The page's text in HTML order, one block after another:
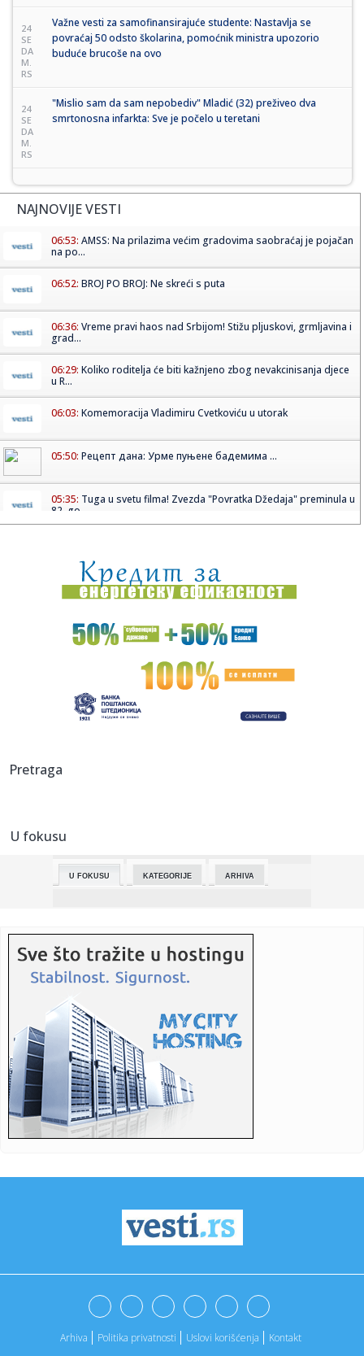
24
SE
DA
M.
RS
Važne vesti za samofinansirajuće studente: Nastavlja se
povraćaj 50 odsto školarina, pomoćnik ministra upozorio
buduće brucoše na ovo
24
SE
DA
M.
RS
"Mislio sam da sam nepobediv" Mladić (32) preživeo dva
smrtonosna infarkta: Sve je počelo u teretani
NAJNOVIJE VESTI
06:53: AMSS: Na prilazima većim gradovima saobraćaj je pojačan
na po...
06:52: BROJ PO BROJ: Ne skreći s puta
06:36: Vreme pravi haos nad Srbijom! Stižu pljuskovi, grmljavina i
grad...
06:29: Koliko roditelja će biti kažnjeno zbog nevakcinisanja djece
u R...
06:03: Komemoracija Vladimiru Cvetkoviću u utorak
05:50: Рецепт дана: Урме пуњене бадемима ...
05:35: Tuga u svetu filma! Zvezda "Povratka Džedaja" preminula u
82. go...
04:47:Zoltan Bičkei dobitnik je ovogodišnje nagrade „Herceg
Jano...
04:30:Za danas zakazan Kolegijum Skupštine Srbije, pred sednicu
o izme...
Vučić sa podsekretarkom za javnu diplomatiju Stejt
04:30:Ministri energetike regiona o sigurnosti snabdevanja i
01:48:
01:11: VIDEO: Mercedes S680 Guard
00:43:Neverovatna pljačka u Nemačkoj! Ukrali 48 goveda vrednih
75.000...
00:39:Srednji kurs dinara za evro 117,3800 dinara
00:30:Beograđani, spremite zalihe vode! Kreće ispiranje mreže
na sta...
00:16:Poznati modni brend prodaje deo svog kapitala: Ovo je
razlog!
DŽEKPOT: Evo ko će imati prvog pika na NBA draftu!
23:46:Karl Bilt: Funkcija visokog predstavnika u BiH prevazišla
Policajac (40) ubio bivšu ženu i njihovo dvoje dece!
Porodični...
Pretraga
U fokusu
U FOKUSU KATEGORIJE ARHIVA
Arhiva Politika privatnosti Uslovi korišćenja Kontakt